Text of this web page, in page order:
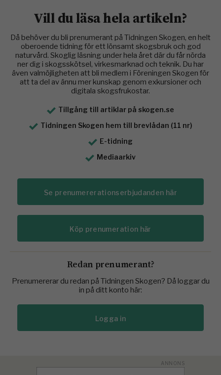
Vill du läsa hela artikeln?
Då behöver du bli prenumerant på Tidningen Skogen, en helt
oberoende tidning för ett lönsamt skogsbruk och god
naturvård. Skoglig läsning under hela året där du får nörda
ner dig i skogsskötsel, virkesmarknad och teknik. Du har
även valmöjligheten att bli medlem i Föreningen Skogen för
att ta del av ännu mer kunskap genom exkursioner och
digitala skogsfrukostar.
Tillgång till artiklar på skogen.se
Tidningen Skogen hem till brevlådan (11 nr)
E-tidning
Mediaarkiv
Se prenumererationserbjudanden här
Köp prenumeration här
Redan prenumerant?
Prenumererar du redan på Tidningen Skogen? Då loggar du
in på ditt konto här:
Logga in